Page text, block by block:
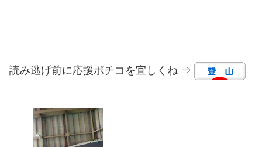
読み逃げ前に応援ポチコを宜しくね ⇒